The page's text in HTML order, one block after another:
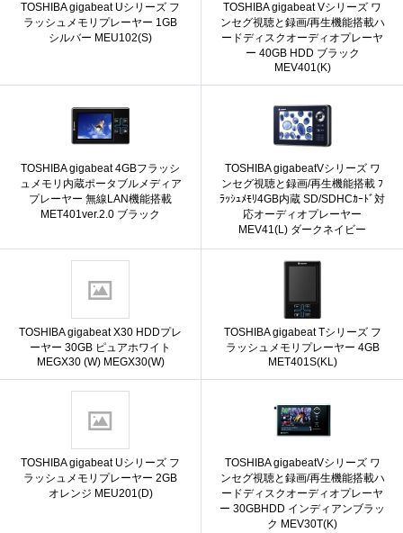
TOSHIBA gigabeat Uシリーズ フ
ラッシュメモリプレーヤー 1GB
シルバー MEU102(S)
TOSHIBA gigabeat Vシリーズ ワ
ンセグ視聴と録画/再生機能搭載ハ
ードディスクオーディオプレーヤ
ー 40GB HDD ブラック
MEV401(K)
TOSHIBA gigabeat 4GBフラッシ
ュメモリ内蔵ポータブルメディア
プレーヤー 無線LAN機能搭載
MET401ver.2.0 ブラック
TOSHIBA gigabeatVシリーズ ワ
ンセグ視聴と録画/再生機能搭載 ﾌ
ﾗｯｼｭﾒﾓﾘ4GB内蔵 SD/SDHCｶｰﾄﾞ対
応オーディオプレーヤー
MEV41(L) ダークネイビー
TOSHIBA gigabeat X30 HDDプレ
ーヤー 30GB ピュアホワイト
MEGX30 (W) MEGX30(W)
TOSHIBA gigabeat Tシリーズ フ
ラッシュメモリプレーヤー 4GB
MET401S(KL)
TOSHIBA gigabeat Uシリーズ フ
ラッシュメモリプレーヤー 2GB
オレンジ MEU201(D)
TOSHIBA gigabeatVシリーズ ワ
ンセグ視聴と録画/再生機能搭載ハ
ードディスクオーディオプレーヤ
ー 30GBHDD インディアンブラッ
ク MEV30T(K)